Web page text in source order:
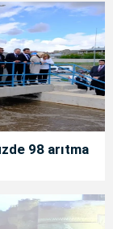
98 arıtma